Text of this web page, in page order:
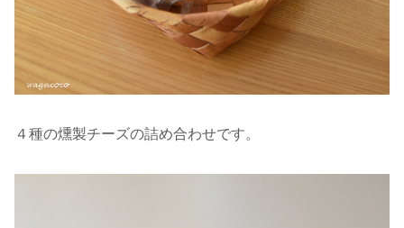
４種の燻製チーズの詰め合わせです。